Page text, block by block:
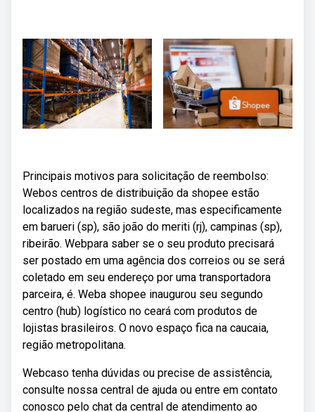
Principais motivos para solicitação de reembolso:
Webos centros de distribuição da shopee estão
localizados na região sudeste, mas especificamente
em barueri (sp), são joão do meriti (rj), campinas (sp),
ribeirão. Webpara saber se o seu produto precisará
ser postado em uma agência dos correios ou se será
coletado em seu endereço por uma transportadora
parceira, é. Weba shopee inaugurou seu segundo
centro (hub) logístico no ceará com produtos de
lojistas brasileiros. O novo espaço fica na caucaia,
região metropolitana.
Webcaso tenha dúvidas ou precise de assistência,
consulte nossa central de ajuda ou entre em contato
conosco pelo chat da central de atendimento ao